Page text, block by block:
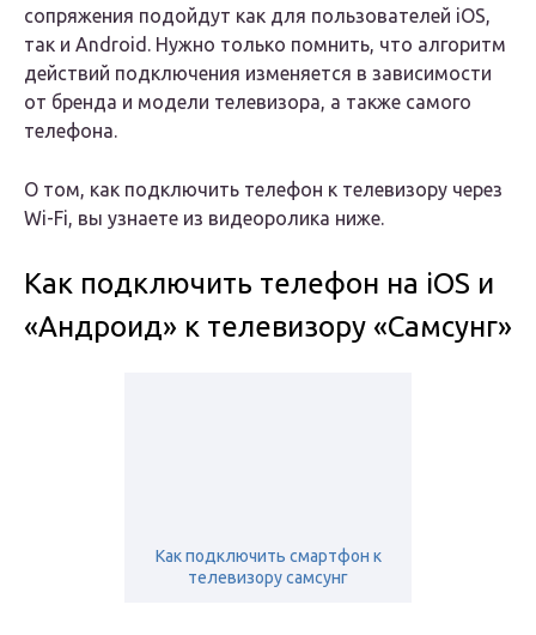
сопряжения подойдут как для пользователей iOS,
так и Android. Нужно только помнить, что алгоритм
действий подключения изменяется в зависимости
от бренда и модели телевизора, а также самого
телефона.
О том, как подключить телефон к телевизору через
Wi-Fi, вы узнаете из видеоролика ниже.
Как подключить телефон на iOS и
«Андроид» к телевизору «Самсунг»
Как подключить смартфон к
телевизору самсунг